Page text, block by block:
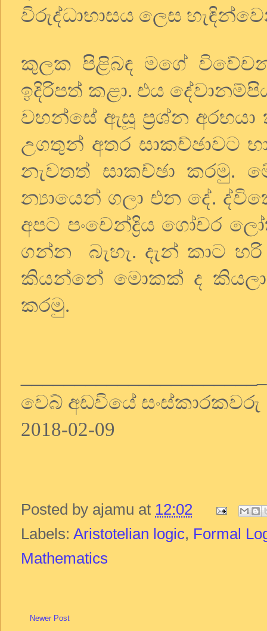
විරුද්ධාභාසය ලෙස
කුලක පිළිබඳ මගේ
ඉදිරිපත් කළා. එය
වහන්සේ ඇසූ ප්‍රශ්න
උගතුන් අතර සාකච්ඡාවට
නැවතත් සාකච්ඡා කරමු.
න්‍යායෙන් ගලා එන දේ.
අපට පංචෙන්ද්‍රිය ගෝචර
ගන්න
බැහැ. දැන් කාට
කියන්නේ මොකක් ද කියලා.
කරමු.
වෙබ් අඩවියේ සංස්කාරකවරු
2018-02-09
Posted by ajamu at 12:02
Labels: Aristotelian logic, Formal
Mathematics
Newer Post